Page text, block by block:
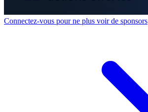
Connectez-vous pour ne plus voir de sponsors